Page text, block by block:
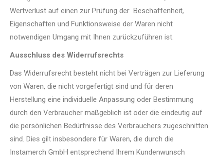
Wertverlust auf einen zur Prüfung der Beschaffenheit,
Eigenschaften und Funktionsweise der Waren nicht
notwendigen Umgang mit Ihnen zurückzuführen ist.
Ausschluss des Widerrufsrechts
Das Widerrufsrecht besteht nicht bei Verträgen zur Lieferung
von Waren, die nicht vorgefertigt sind und für deren
Herstellung eine individuelle Anpassung oder Bestimmung
durch den Verbraucher maßgeblich ist oder die eindeutig auf
die persönlichen Bedürfnisse des Verbrauchers zugeschnitten
sind. Dies gilt insbesondere für Waren, die durch die
Instamerch GmbH entsprechend Ihrem Kundenwunsch